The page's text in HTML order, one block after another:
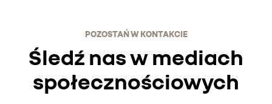
POZOSTAŃ W KONTAKCIE
Śledź nas w mediach
społecznościowych